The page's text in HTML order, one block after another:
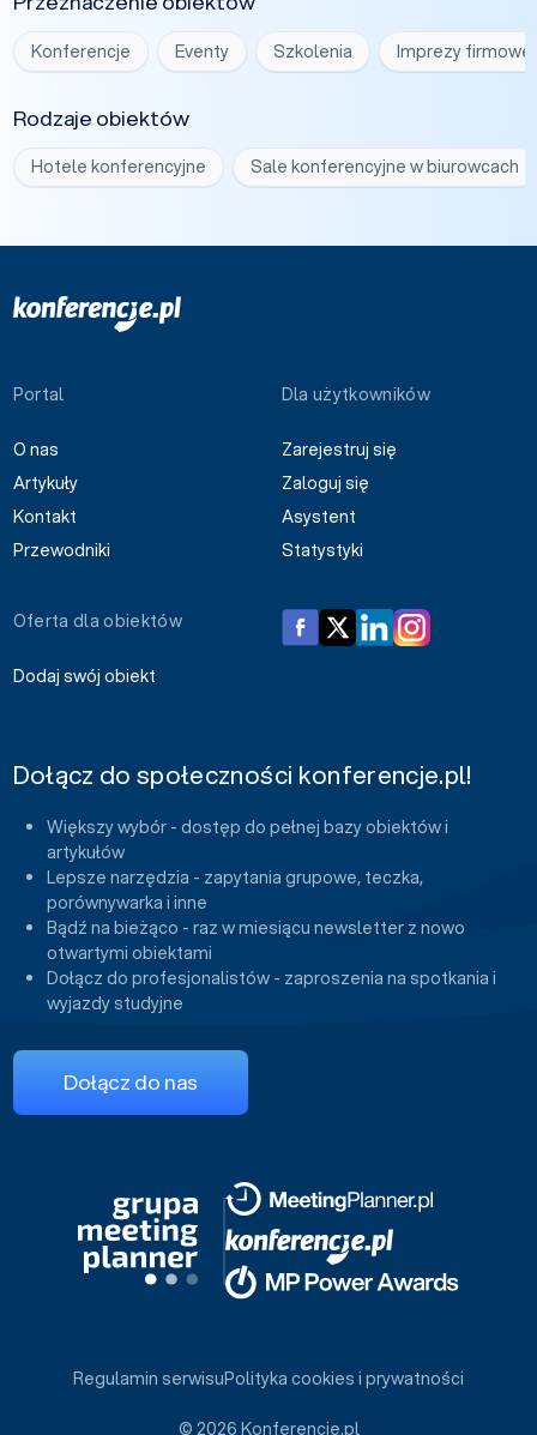
Konferencje Eventy Szkolenia Imprezy firmowe
Rodzaje obiektów
Hotele konferencyjne Sale konferencyjne w biurowcach
Portal
O nas
Artykuły
Kontakt
Przewodniki
Dla użytkowników
Zarejestruj się
Zaloguj się
Asystent
Statystyki
Oferta dla obiektów
Dodaj swój obiekt
Dołącz do społeczności konferencje.pl!
Większy wybór - dostęp do pełnej bazy obiektów i
artykułów
Lepsze narzędzia - zapytania grupowe, teczka,
porównywarka i inne
Bądź na bieżąco - raz w miesiącu newsletter z nowo
otwartymi obiektami
Dołącz do profesjonalistów - zaproszenia na spotkania i
wyjazdy studyjne
Dołącz do nas
© 2026 Konferencje.pl
Regulamin serwisuPolityka cookies i prywatności